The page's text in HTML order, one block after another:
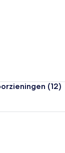
(12)